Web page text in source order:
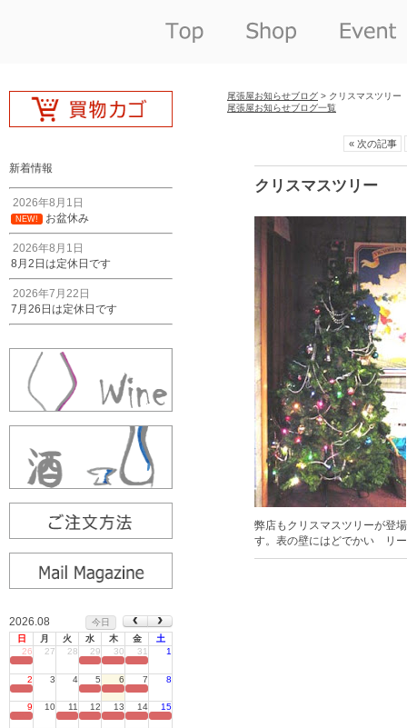
新着情報
2026年8月1日
NEW! お盆休み
2026年8月1日
8月2日は定休日です
2026年7月22日
7月26日は定休日です
2026.08
今日
日
月 火 水 木 金
土
26
27 28 29 30 31 1
2 3 4 5 6 7 8
9 10 11 12 13 14 15
尾張屋お知らせブログ > クリスマスツリー
尾張屋お知らせブログ一覧
« 次の記事
クリスマスツリー
弊店もクリスマスツリーが登
す。表の壁にはどでかい リ